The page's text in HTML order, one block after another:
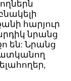
հարյուր
նրանց
են: Նրանց